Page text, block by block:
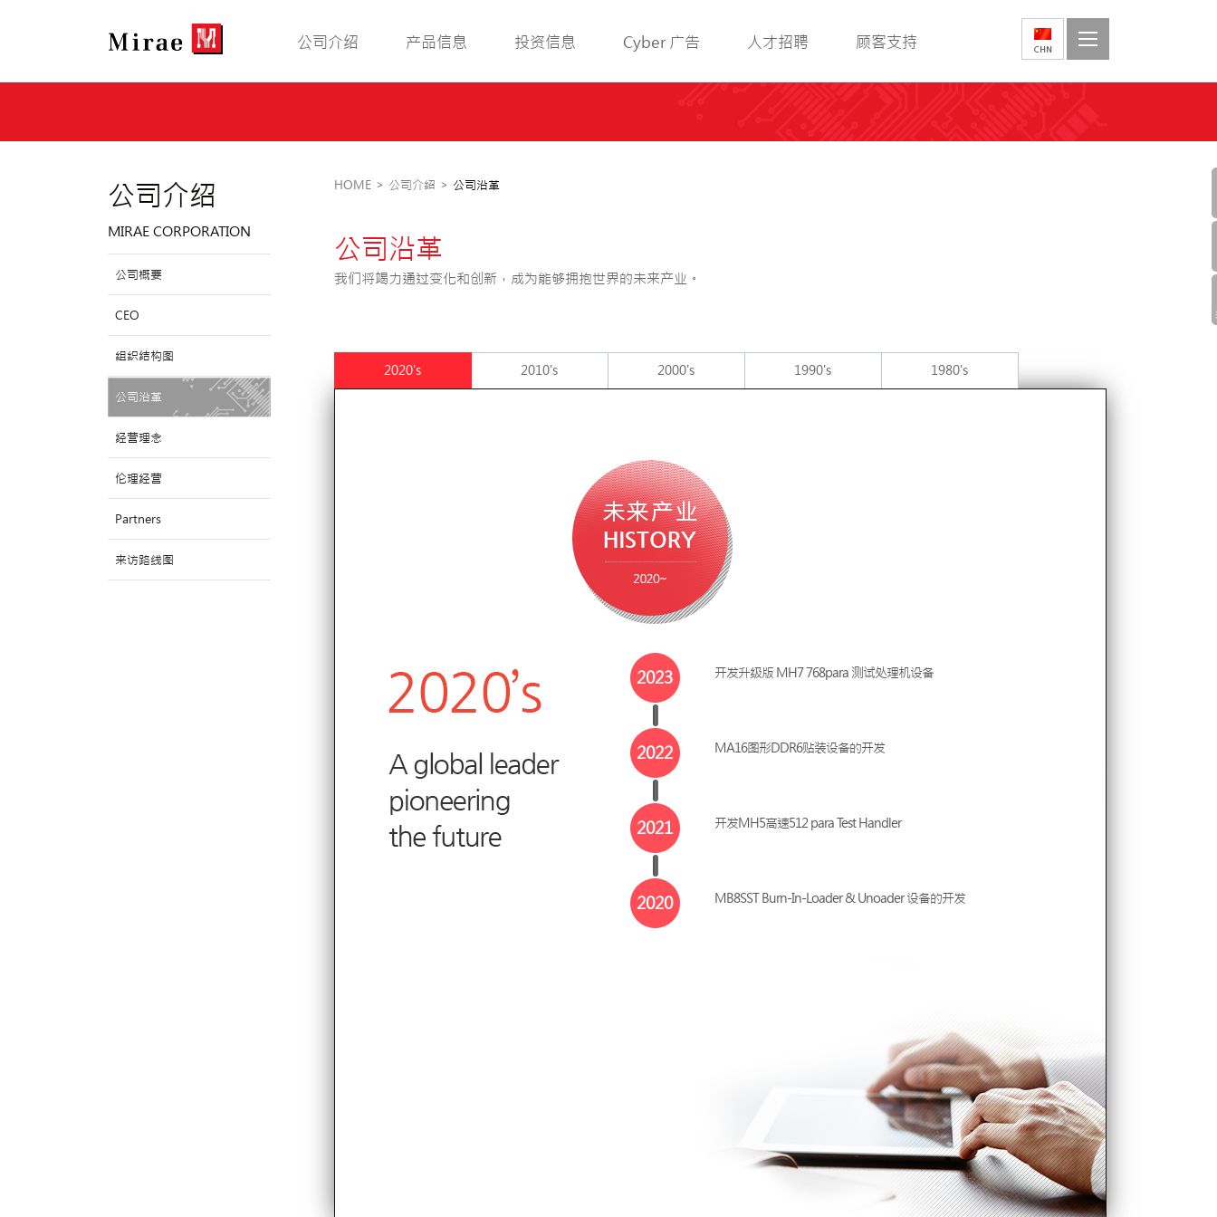
公司介绍 产品信息 投资信息 Cyber 广告 人才招聘 顾客支持
公司介绍
MIRAE CORPORATION
公司概要
CEO
组织结构图
公司沿革
经营理念
伦理经营
Partners
来访路线图
HOME > 公司介绍 > 公司沿革
公司沿革
我们将竭力通过变化和创新，成为能够拥抱世界的未来产业。
2020's 2010's 2000's 1990's 1980's
2023 开发升级版 MH7 768para 测试处理机设备
2022 MA16图形DDR6贴装设备的开发
2021 开发MH5高速512 para Test Handler
2020 MB8SST Burn-In-Loader & Unoader 设备的开发